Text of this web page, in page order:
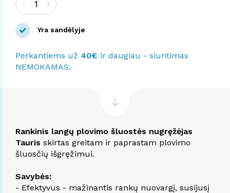
- +
Yra sandėlyje
Perkantiems už 40€ ir daugiau - siuntimas
NEMOKAMAS.
Rankinis langų plovimo šluostės nugręžėjas
Tauris skirtas greitam ir paprastam plovimo
šluosčių išgręžimui.
Savybės:
- Efektyvus - mažinantis rankų nuovargį, susijusį